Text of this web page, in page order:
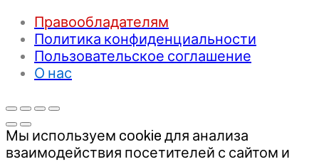
Правообладателям
Политика конфиденциальности
Пользовательское соглашение
О нас
Мы используем cookie для анализа
взаимодействия посетителей с сайтом и